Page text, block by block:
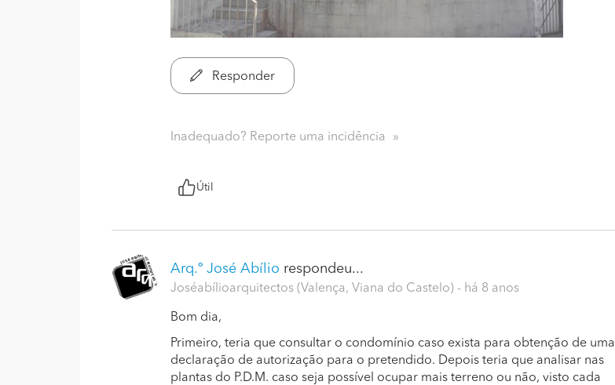
Responder
Inadequado? Reporte uma incidência
Útil
Arq.º José Abílio respondeu...
Joséabílioarquitectos (Valença, Viana do Castelo) - há 8 anos
Bom dia,
Primeiro, teria que consultar o condomínio caso exista para obtenção de uma
declaração de autorização para o pretendido. Depois teria que analisar nas
plantas do P.D.M. caso seja possível ocupar mais terreno ou não, visto cada